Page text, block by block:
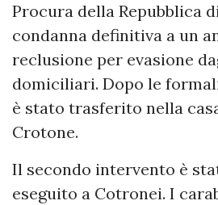
Procura della Repubblica
condanna definitiva a un
reclusione per evasione
domiciliari. Dopo le
è stato trasferito nella
Crotone.
Il secondo intervento è
eseguito a Cotronei. I